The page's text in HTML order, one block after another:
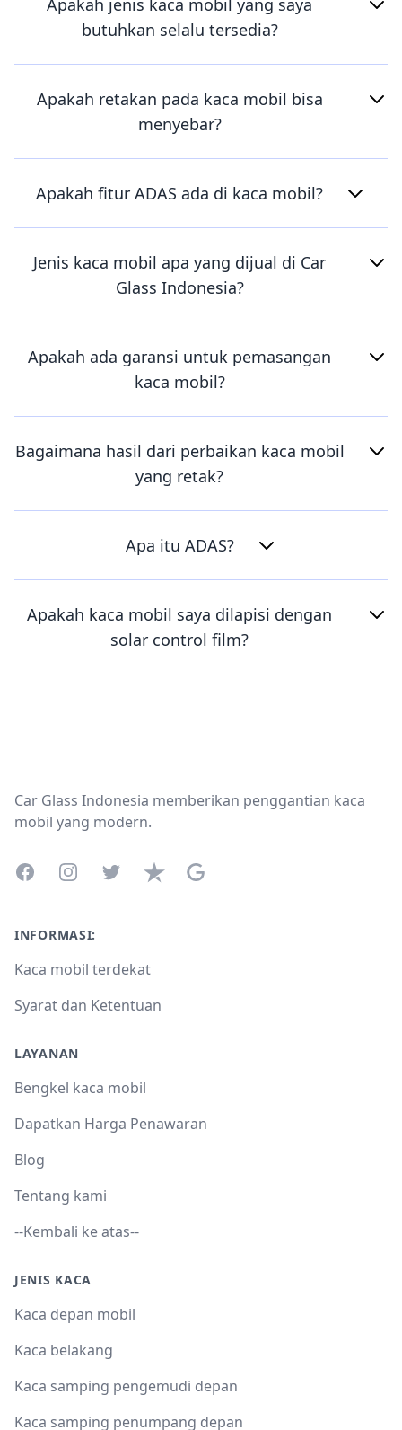
Apakah jenis kaca mobil yang saya
butuhkan selalu tersedia?
Apakah retakan pada kaca mobil bisa
menyebar?
Apakah fitur ADAS ada di kaca mobil?
Jenis kaca mobil apa yang dijual di Car
Glass Indonesia?
Apakah ada garansi untuk pemasangan
kaca mobil?
Bagaimana hasil dari perbaikan kaca mobil
yang retak?
Apa itu ADAS?
Apakah kaca mobil saya dilapisi dengan
solar control film?
Car Glass Indonesia memberikan penggantian kaca
mobil yang modern.
FacebookInstagramTwitterTrustpilotGoogle Business Profile
INFORMASI:
Kaca mobil terdekat
Syarat dan Ketentuan
LAYANAN
Bengkel kaca mobil
Dapatkan Harga Penawaran
Blog
Tentang kami
--Kembali ke atas--
JENIS KACA
Kaca depan mobil
Kaca belakang
Kaca samping pengemudi depan
Kaca samping penumpang depan